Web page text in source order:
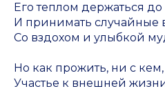
Его теплом держаться
И принимать случайные
Со вздохом и улыбкой
Но как прожить, ни с
Участье к внешней